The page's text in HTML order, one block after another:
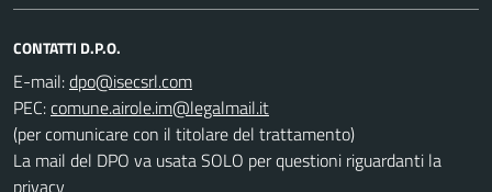
CONTATTI D.P.O.
E-mail:
PEC:
(per comunicare con il titolare del trattamento)
La mail del DPO va usata SOLO per questioni riguardanti la
privacy